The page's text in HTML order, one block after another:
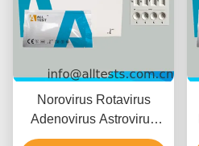
Norovirus Rotavirus
Adenovirus Astrovirus
Enterovirus Combo